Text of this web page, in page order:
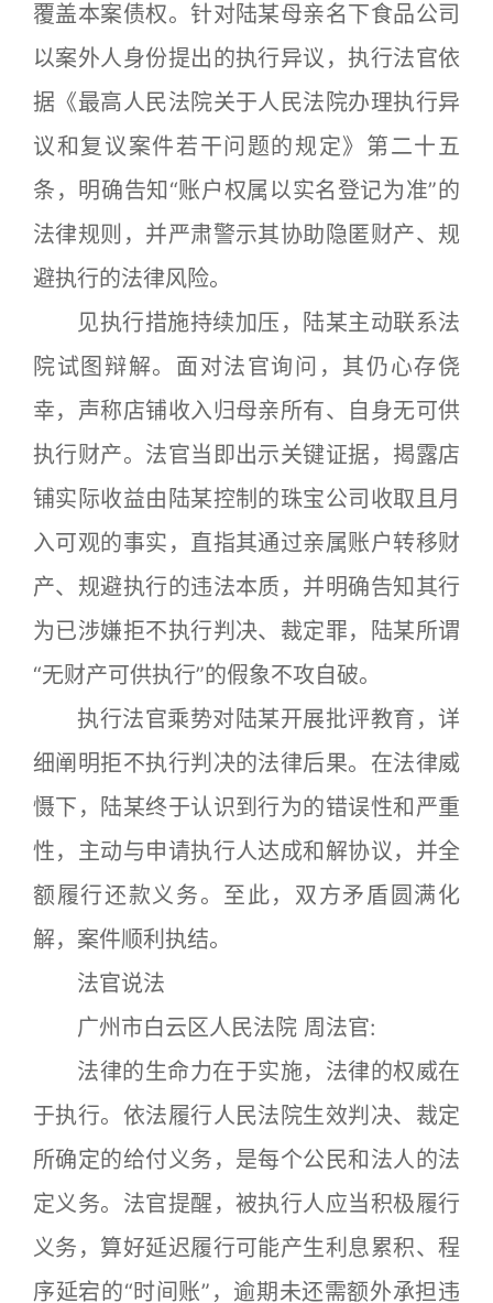
覆盖本案债权。针对陆某母亲名下食品公司
以案外人身份提出的执行异议，执行法官依
据《最高人民法院关于人民法院办理执行异
议和复议案件若干问题的规定》第二十五
条，明确告知“账户权属以实名登记为准”的
法律规则，并严肃警示其协助隐匿财产、规
避执行的法律风险。
见执行措施持续加压，陆某主动联系法
院试图辩解。面对法官询问，其仍心存侥
幸，声称店铺收入归母亲所有、自身无可供
执行财产。法官当即出示关键证据，揭露店
铺实际收益由陆某控制的珠宝公司收取且月
入可观的事实，直指其通过亲属账户转移财
产、规避执行的违法本质，并明确告知其行
为已涉嫌拒不执行判决、裁定罪，陆某所谓
“无财产可供执行”的假象不攻自破。
执行法官乘势对陆某开展批评教育，详
细阐明拒不执行判决的法律后果。在法律威
慑下，陆某终于认识到行为的错误性和严重
性，主动与申请执行人达成和解协议，并全
额履行还款义务。至此，双方矛盾圆满化
解，案件顺利执结。
法官说法
广州市白云区人民法院 周法官:
法律的生命力在于实施，法律的权威在
于执行。依法履行人民法院生效判决、裁定
所确定的给付义务，是每个公民和法人的法
定义务。法官提醒，被执行人应当积极履行
义务，算好延迟履行可能产生利息累积、程
序延宕的“时间账”，逾期未还需额外承担违